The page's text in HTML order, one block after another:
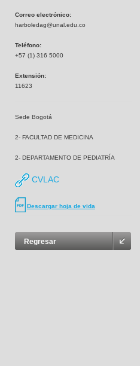
Correo electrónico:
harboledag@unal.edu.co
Teléfono:
+57 (1) 316 5000
Extensión:
11623
Sede Bogotá
2- FACULTAD DE MEDICINA
2- DEPARTAMENTO DE PEDIATRÍA
CVLAC
Descargar hoja de vida
Regresar